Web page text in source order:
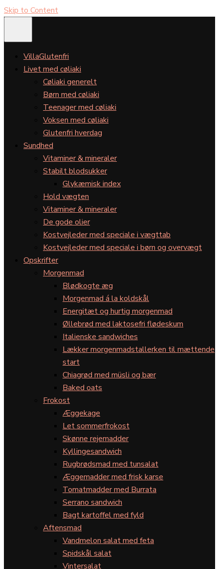
Skip to Content
VillaGlutenfri
Livet med cøliaki
Cøliaki generelt
Børn med cøliaki
Teenager med cøliaki
Voksen med cøliaki
Glutenfri hverdag
Sundhed
Vitaminer & mineraler
Stabilt blodsukker
Glykæmisk index
Hold vægten
Vitaminer & mineraler
De gode olier
Kostvejleder med speciale i vægttab
Kostvejleder med speciale i børn og overvægt
Opskrifter
Morgenmad
Blødkogte æg
Morgenmad á la koldskål
Energitæt og hurtig morgenmad
Øllebrød med laktosefri flødeskum
Italienske sandwiches
Lækker morgenmadstallerken til mættende
start
Chiagrød med müsli og bær
Baked oats
Frokost
Æggekage
Let sommerfrokost
Skønne rejemadder
Kyllingesandwich
Rugbrødsmad med tunsalat
Æggemadder med frisk karse
Tomatmadder med Burrata
Serrano sandwich
Bagt kartoffel med fyld
Aftensmad
Vandmelon salat med feta
Spidskål salat
Vintersalat